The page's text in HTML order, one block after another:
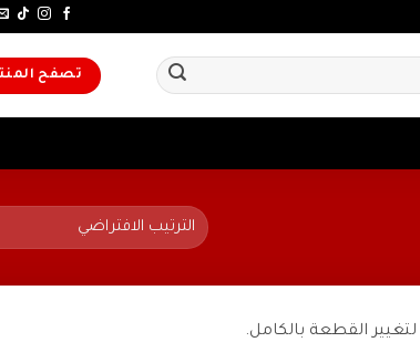
تصفح
القطعة بالكامل.